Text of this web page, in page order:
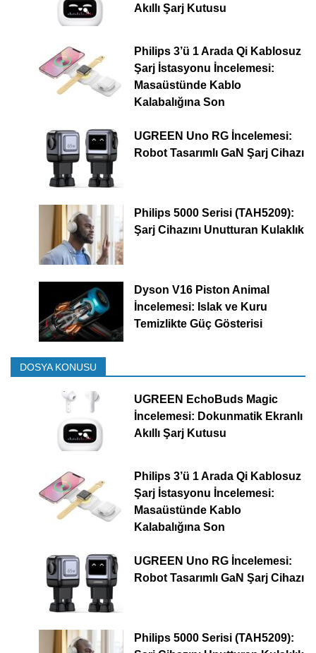
Akıllı Şarj Kutusu
Philips 3’ü 1 Arada Qi Kablosuz
Şarj İstasyonu İncelemesi:
Masaüstünde Kablo
Kalabalığına Son
UGREEN Uno RG İncelemesi:
Robot Tasarımlı GaN Şarj Cihazı
Philips 5000 Serisi (TAH5209):
Şarj Cihazını Unutturan Kulaklık
Dyson V16 Piston Animal
İncelemesi: Islak ve Kuru
Temizlikte Güç Gösterisi
DOSYA KONUSU
UGREEN EchoBuds Magic
İncelemesi: Dokunmatik Ekranlı
Akıllı Şarj Kutusu
Philips 3’ü 1 Arada Qi Kablosuz
Şarj İstasyonu İncelemesi:
Masaüstünde Kablo
Kalabalığına Son
UGREEN Uno RG İncelemesi:
Robot Tasarımlı GaN Şarj Cihazı
Philips 5000 Serisi (TAH5209):